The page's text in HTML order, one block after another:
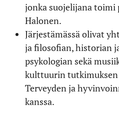
jonka suojelijana toimi
Halonen.
Järjestämässä olivat
ja filosofian, historian
psykologian sekä
kulttuurin tutkimuksen
Terveyden ja
kanssa.